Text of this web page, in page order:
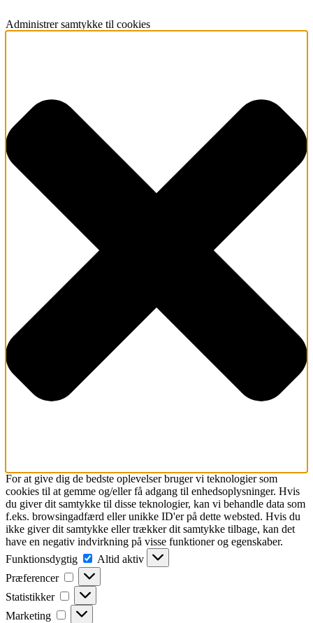
Administrer samtykke til cookies
For at give dig de bedste oplevelser bruger vi teknologier som
cookies til at gemme og/eller få adgang til enhedsoplysninger. Hvis
du giver dit samtykke til disse teknologier, kan vi behandle data som
f.eks. browsingadfærd eller unikke ID'er på dette websted. Hvis du
ikke giver dit samtykke eller trækker dit samtykke tilbage, kan det
have en negativ indvirkning på visse funktioner og egenskaber.
Funktionsdygtig
Funktionsdygtig
Altid aktiv
Præferencer
Præferencer
Statistikker Statistikker
Marketing Marketing